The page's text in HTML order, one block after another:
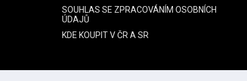
SOUHLAS SE ZPRACOVÁNÍM OSOBNÍCH
ÚDAJŮ
KDE KOUPIT V ČR A SR